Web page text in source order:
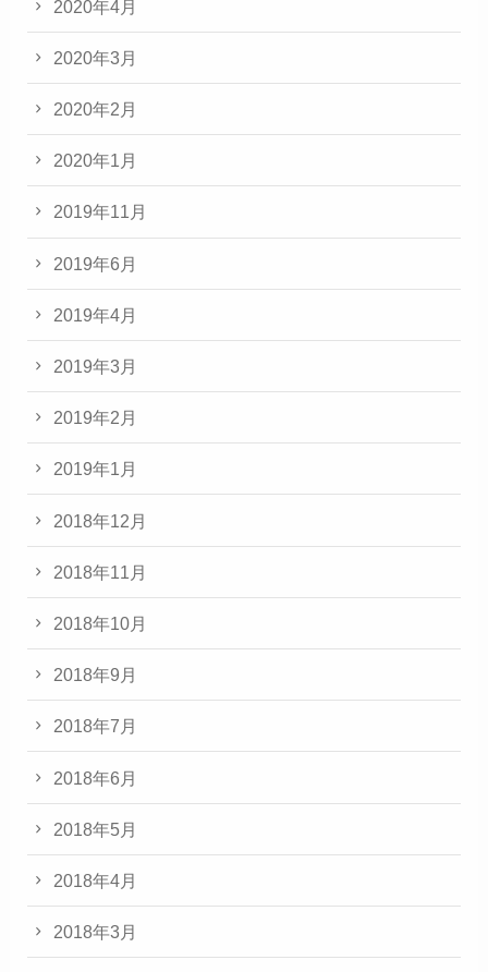
2020年4月
2020年3月
2020年2月
2020年1月
2019年11月
2019年6月
2019年4月
2019年3月
2019年2月
2019年1月
2018年12月
2018年11月
2018年10月
2018年9月
2018年7月
2018年6月
2018年5月
2018年4月
2018年3月